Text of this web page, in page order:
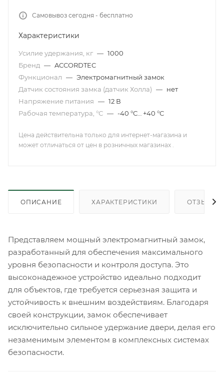
Самовывоз сегодня - бесплатно
Характеристики
Усилие удержания, кг — 1000
Бренд — ACCORDTEC
Функционал — Электромагнитный замок
Датчик состояния замка (датчик Холла) — нет
Напряжение питания — 12 В
Рабочая температура, °С — -40 °С… +40 °С
Цена действительна только для интернет-магазина и
может отличаться от цен в розничных магазинах .
ОПИСАНИЕ ХАРАКТЕРИСТИКИ ОТЗЫВЫ
Представляем мощный электромагнитный замок,
разработанный для обеспечения максимального
уровня безопасности и контроля доступа. Это
высоконадежное устройство идеально подходит
для объектов, где требуется серьезная защита и
устойчивость к внешним воздействиям. Благодаря
своей конструкции, замок обеспечивает
исключительно сильное удержание двери, делая его
незаменимым элементом в комплексных системах
безопасности.